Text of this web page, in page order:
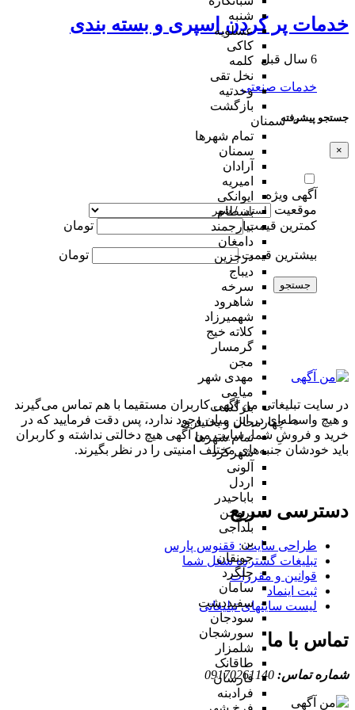
شنبه
عسلویه
کاکی
کلمه
نخل تقی
وحدتیه
بازگشت
سمنان
تمام شهر‌ها
سمنان
آرادان
امیریه
ایوانکی
بسطام
بیارجمند
دامغان
درجزین
دیباج
سرخه
شاهرود
شهمیرزاد
کلاته خیج
گرمسار
مجن
مهدی شهر
میامی
بازگشت
چهارمحال و بختیاری
تمام شهر‌ها
شهرکرد
آلونی
اردل
باباحیدر
بروجن
بلداجی
بن
جونقان
چلگرد
سامان
سفیددشت
سودجان
سورشجان
شلمزار
طاقانک
فارسان
فرادبنه
خدمات پر کردن اسپری و بسته بندی
6 سال قبل
خدمات صنعتی
جستجو پیشرفته
×
آگهی ویژه
موقعیت
کمترین قیمت
تومان
بیشترین قیمت تومان
جستجو
در سایت تبلیغاتی من آگهی کاربران مستقیما با هم تماس می‌گیرند
و هیچ واسطه‌ای در این میان وجود ندارد، پس دقت فرمایید که در
خرید و فروشِ شما، سایت من آگهی هیچ دخالتی نداشته و کاربران
باید خودشان جنبه‌های مختلف امنیتی را در نظر بگیرند.
دسترسی سریع
طراحی سایت :‌ ققنوس پارس
تبلیغات گسترده شغل شما
قوانین و مقررات
ثبت اینماد
لیست سایتهای تبلیغاتی
تماس با ما
شماره تماس: 09170261140